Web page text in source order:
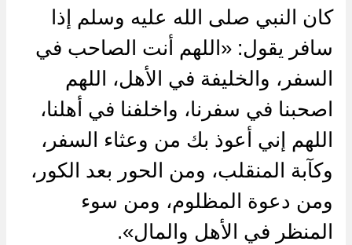
كان النبي صلى الله عليه وسلم إذا
سافر يقول: «اللهم أنت الصاحب في
السفر، والخليفة في الأهل، اللهم
اصحبنا في سفرنا، واخلفنا في أهلنا،
اللهم إني أعوذ بك من وعثاء السفر،
وكآبة المنقلب، ومن الحور بعد الكور،
ومن دعوة المظلوم، ومن سوء
المنظر في الأهل والمال».